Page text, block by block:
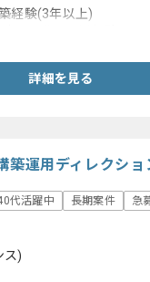
経験(3年以上)
詳細を見る
築運用ディレクシ
代活躍中 長期案件
急
ス)